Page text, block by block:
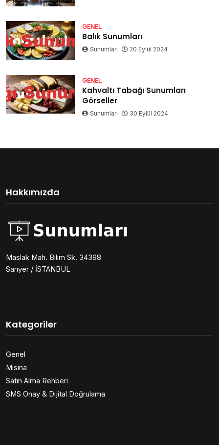
GENEL
Balık Sunumları
Sunumları 20 Eylül 2024
GENEL
Kahvaltı Tabağı Sunumları
Görseller
Sunumları 30 Eylül 2024
Hakkımızda
Maslak Mah. Bilim Sk. 34398
Sarıyer / İSTANBUL
Kategoriler
Genel
Misina
Satın Alma Rehberi
SMS Onay & Dijital Doğrulama